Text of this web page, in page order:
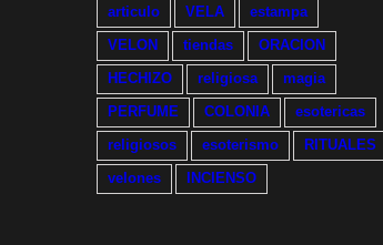
articulo
VELA
estampa
VELON
tiendas
ORACION
HECHIZO
religiosa
magia
PERFUME
COLONIA
esotericas
religiosos
esoterismo
RITUALES
velones
INCIENSO